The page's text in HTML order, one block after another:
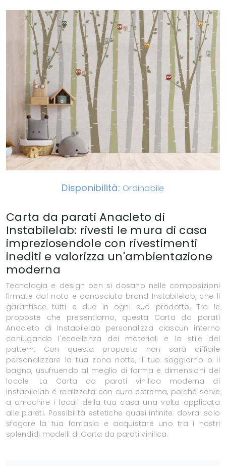
Disponibilità: Ordinabile
Carta da parati Anacleto di
Instabilelab: rivesti le mura di casa
impreziosendole con rivestimenti
inediti e valorizza un'ambientazione
moderna
Tecnologia e design ben si dosano nelle composizioni
firmate dal noto e conosciuto brand Instabilelab, che li
garantisce tutti e due in ogni suo prodotto. Tra le
proposte che presentiamo, questa Carta da parati
Anacleto di Instabilelab personalizza ciascun interno
coniugando l'eccellenza dei materiali e lo stile del
pattern. Con questa proposta non sarà difficile
personalizzare la tua zona notte, il tuo soggiorno o il
bagno, usufruendo al meglio di forma e dimensioni del
locale. La Carta da parati vinilica moderna di
Instabilelab è realizzata con cura estrema, poiché serve
a arricchire i locali della tua casa una volta applicata
alle pareti. Possibilità estetiche quasi infinite: dovrai solo
sfogare la tua fantasia e acquistare uno tra i nostri
splendidi modelli di Carta da parati vinilica.